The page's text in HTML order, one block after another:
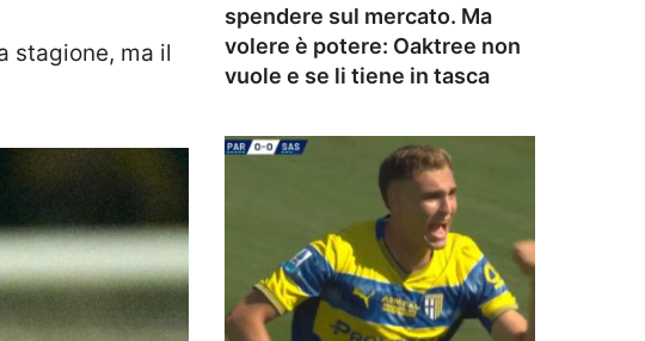
stagione, ma il
spendere sul mercato. Ma
volere è potere: Oaktree non
vuole e se li tiene in tasca